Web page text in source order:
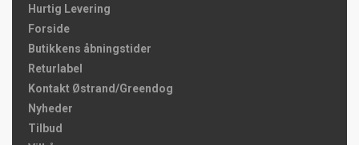
Hurtig Levering
Forside
Butikkens åbningstider
Returlabel
Kontakt Østrand/Greendog
Nyheder
Tilbud